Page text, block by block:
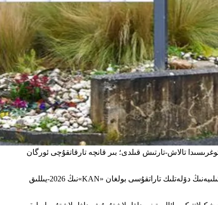
تالاش-تارتىش قىلدى؛ بىر قانچە تارقاتقۇچى ئورگان
جەنۋەدە ئۆتكۈزۈلگەن ياۋروپا تارقىتىش ئىتتىپاقى (EBU) نىڭ 95-نۆۋەتلىك ئومۇمىي يىغىنىدا، ئەزالىققا قاتنىشىشنىڭ يېڭى قائىدىلىرى ۋە ئىسرائىلىيەنىڭ دۆلەتلىك تاراتقۇسى بولغان «KAN»نىڭ 2026-يىللىق